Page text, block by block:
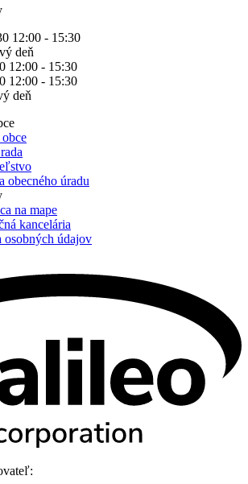
12:00 - 15:30
deň
12:00 - 15:30
12:00 - 15:30
deň
obecného úradu
na mape
kancelária
osobných údajov